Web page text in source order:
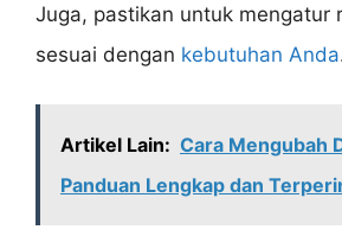
Juga, pastikan untuk mengatur
sesuai dengan kebutuhan Anda
Artikel Lain: Cara Mengubah
Panduan Lengkap dan